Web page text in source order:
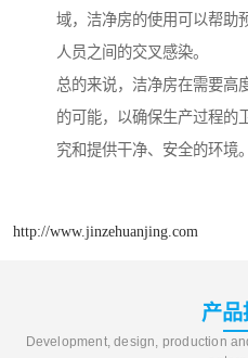
域，洁净房的使用可以帮助
人员之间的交叉感染。
总的来说，洁净房在需要高
的可能，以确保生产过程的
究和提供干净、安全的环境。
http://www.jinzehuanjing.com
产品
Development, design, production